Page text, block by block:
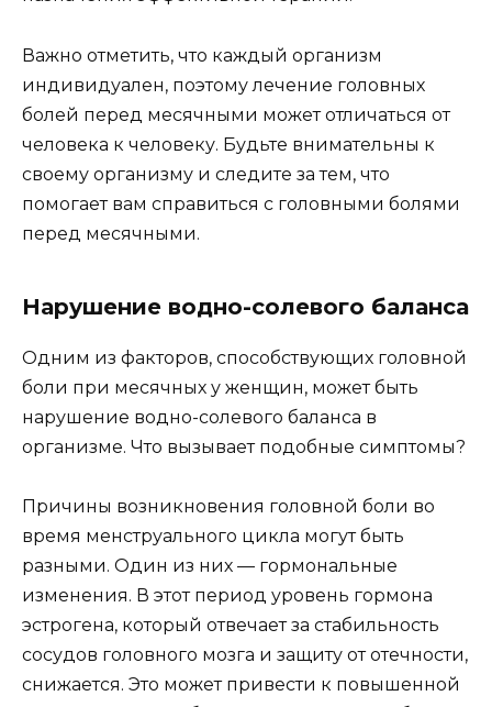
Важно отметить, что каждый организм
индивидуален, поэтому лечение головных
болей перед месячными может отличаться от
человека к человеку. Будьте внимательны к
своему организму и следите за тем, что
помогает вам справиться с головными болями
перед месячными.
Нарушение водно-солевого баланса
Одним из факторов, способствующих головной
боли при месячных у женщин, может быть
нарушение водно-солевого баланса в
организме. Что вызывает подобные симптомы?
Причины возникновения головной боли во
время менструального цикла могут быть
разными. Один из них — гормональные
изменения. В этот период уровень гормона
эстрогена, который отвечает за стабильность
сосудов головного мозга и защиту от отечности,
снижается. Это может привести к повышенной